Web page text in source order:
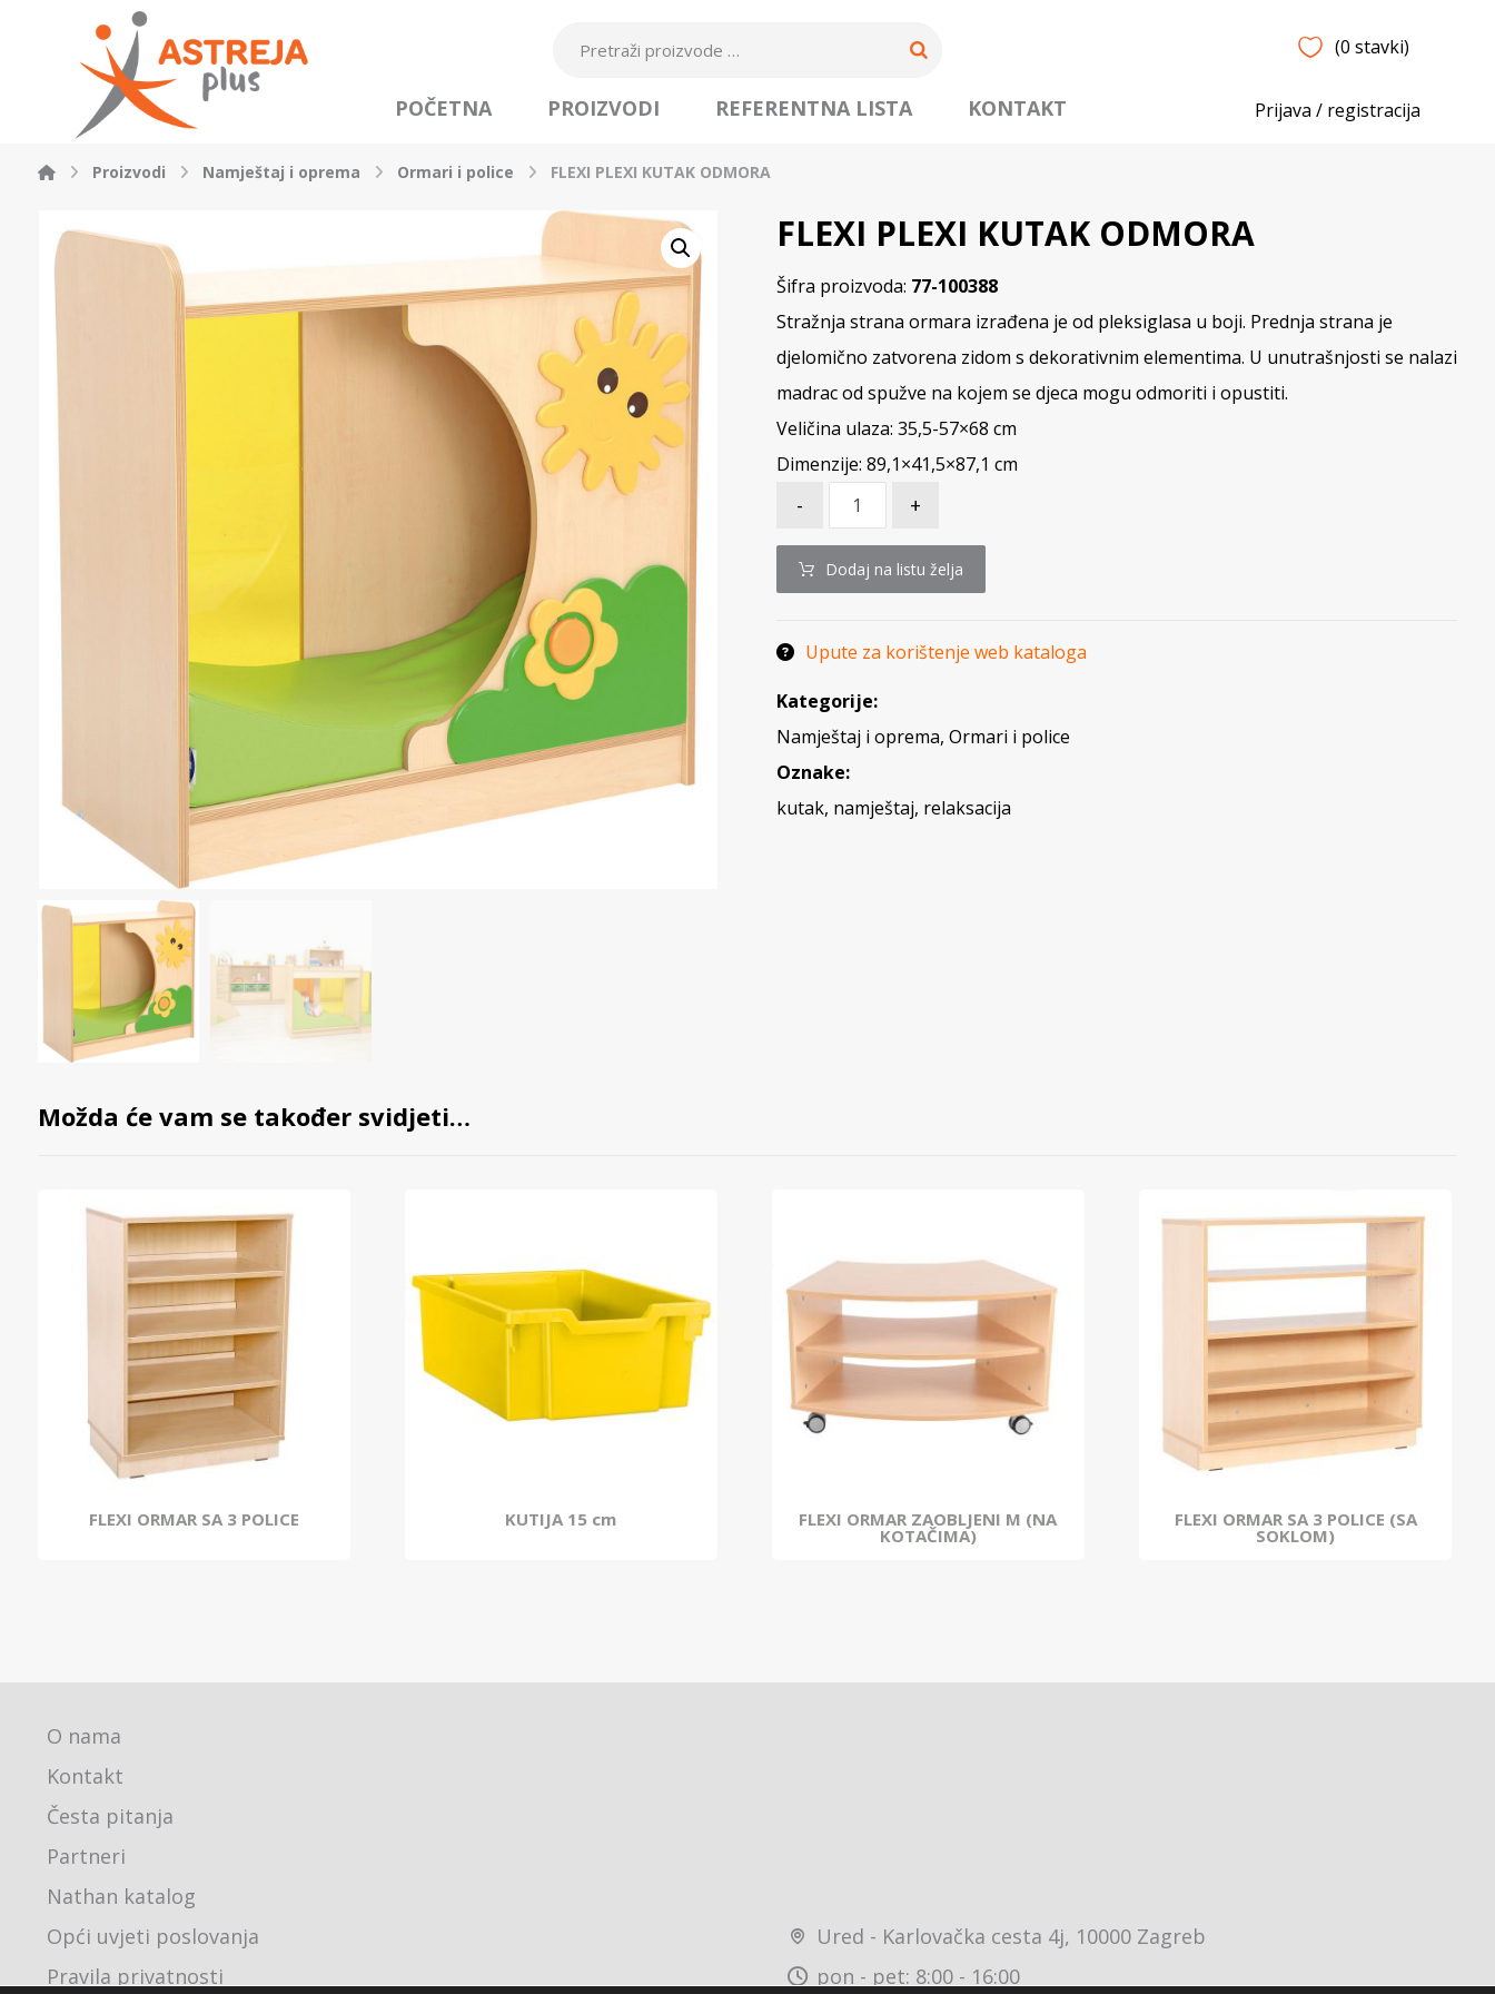
(0 stavki)
Prijava / registracija
POČETNA PROIZVODI REFERENTNA LISTA KONTAKT
Proizvodi Namještaj i oprema Ormari i police FLEXI PLEXI KUTAK ODMORA
FLEXI PLEXI KUTAK ODMORA
Šifra proizvoda: 77-100388
Stražnja strana ormara izrađena je od pleksiglasa u boji. Prednja strana je
djelomično zatvorena zidom s dekorativnim elementima. U unutrašnjosti se nalazi
madrac od spužve na kojem se djeca mogu odmoriti i opustiti.
Veličina ulaza: 35,5-57×68 cm
Dimenzije: 89,1×41,5×87,1 cm
- +
Dodaj na listu želja
Upute za korištenje web kataloga
Kategorije:
Namještaj i oprema, Ormari i police
Oznake:
kutak, namještaj, relaksacija
Možda će vam se također svidjeti…
FLEXI ORMAR SA 3 POLICE KUTIJA 15 cm FLEXI ORMAR ZAOBLJENI M (NA
KOTAČIMA)
FLEXI ORMAR SA 3 POLICE (SA
SOKLOM)
O nama
Kontakt
Česta pitanja
Partneri
Nathan katalog
Opći uvjeti poslovanja
Pravila privatnosti
Ured - Karlovačka cesta 4j, 10000 Zagreb
pon - pet: 8:00 - 16:00